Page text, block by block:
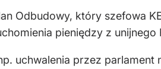
Odbudowy, który szefowa
pieniędzy z
uchwalenia przez parlament